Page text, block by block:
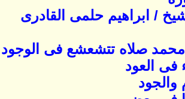
/ ابراهيم حلمى القادرى
صلاه تتشعشع فى الوجود
فى العود
والجود